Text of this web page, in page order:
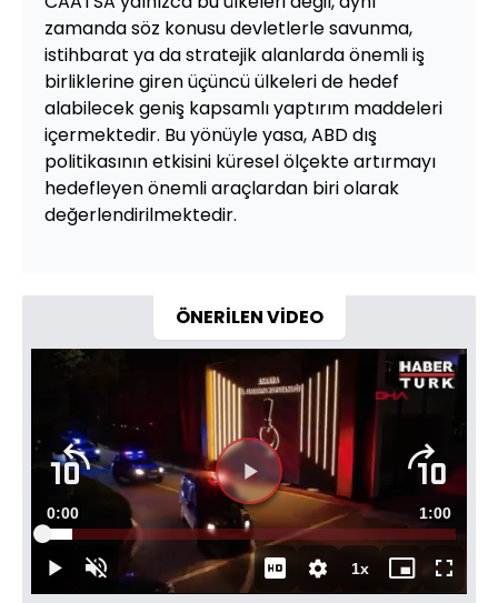
zamanda söz konusu devletlerle savunma,
istihbarat ya da stratejik alanlarda önemli iş
birliklerine giren üçüncü ülkeleri de hedef
alabilecek geniş kapsamlı yaptırım maddeleri
içermektedir. Bu yönüyle yasa, ABD dış
politikasının etkisini küresel ölçekte artırmayı
hedefleyen önemli araçlardan biri olarak
değerlendirilmektedir.
ÖNERİLEN VİDEO
DuraklatSesi
Aç
Süre
0:00 Toplam
Süre
1:00
Yüklendi:
1xOynatma
Hızı
Mini
oynatıcı
Tam
Ekran